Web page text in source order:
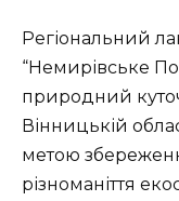
Регіональний
“Немирівське
природний
Вінницькій
метою
різноманіття